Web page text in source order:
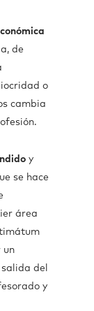
de
o
cambia
y
se hace
área
un
del
y